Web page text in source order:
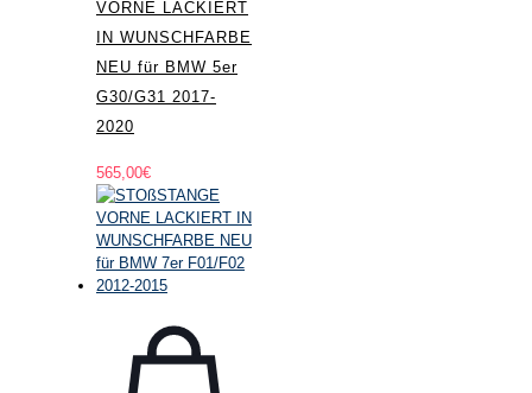
VORNE LACKIERT
IN WUNSCHFARBE
NEU für BMW 5er
G30/G31 2017-
2020
565,00€